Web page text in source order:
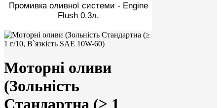
Промивка оливної системи - Engine
Flush 0.3л.
Моторні оливи
(Зольність
Стандартна (≥ 1